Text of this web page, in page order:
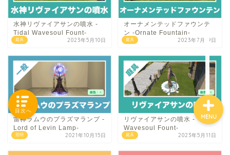
庭具
水神リヴァイアサンの噴水 -
Tidal Wavesoul Fount-
2023年5月10日 庭具
オーナメンテッドファウンテ
ン -Ornate Fountain-
2023年7月19日
照明
雷神ラムウのプラズマランプ -
Lord of Levin Lamp-
2021年10月15日 庭具
リヴァイアサンの噴水 -
Wavesoul Fount-
2023年5月11日
MENU
HOUSING COLLECTIONと
は
目次へ